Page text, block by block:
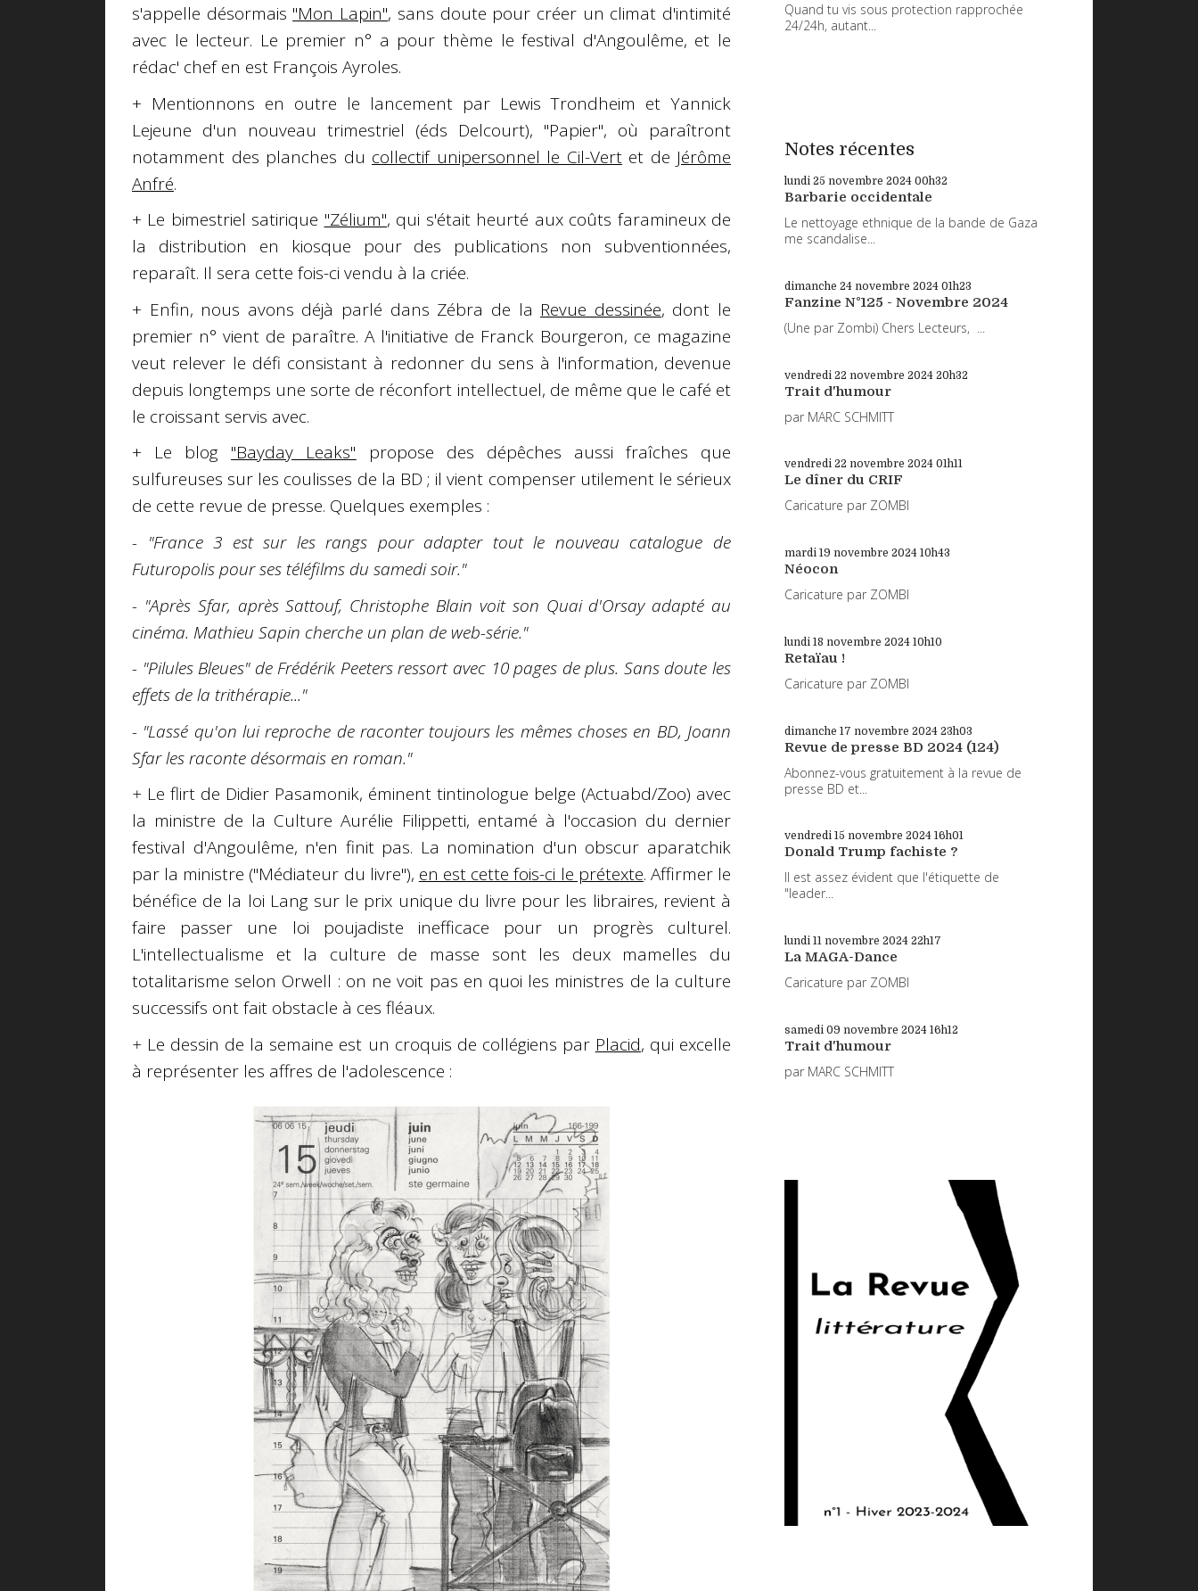
s'appelle désormais "Mon Lapin", sans doute pour créer un climat d'intimité
avec le lecteur. Le premier n° a pour thème le festival d'Angoulême, et le
rédac' chef en est François Ayroles.
+ Mentionnons en outre le lancement par Lewis Trondheim et Yannick
Lejeune d'un nouveau trimestriel (éds Delcourt), "Papier", où paraîtront
notamment des planches du collectif unipersonnel le Cil-Vertet de Jérôme
Anfré.
+ Le bimestriel satirique "Zélium", qui s'était heurté aux coûts faramineux de
la distribution en kiosque pour des publications non subventionnées,
reparaît. Il sera cette fois-ci vendu à la criée.
+ Enfin, nous avons déjà parlé dans Zébra de la Revue dessinée, dont le
premier n° vient de paraître. A l'initiative de Franck Bourgeron, ce magazine
veut relever le défi consistant à redonner du sens à l'information, devenue
depuis longtemps une sorte de réconfort intellectuel, de même que le café et
le croissant servis avec.
+ Le blog "Bayday Leaks" propose des dépêches aussi fraîches que
sulfureuses sur les coulisses de la BD ; il vient compenser utilement le sérieux
de cette revue de presse. Quelques exemples :
- "France 3 est sur les rangs pour adapter tout le nouveau catalogue de
Futuropolis pour ses téléfilms du samedi soir."
- "Après Sfar, après Sattouf, Christophe Blain voit son Quai d'Orsay adapté au
cinéma. Mathieu Sapin cherche un plan de web-série."
- "Pilules Bleues" de Frédérik Peeters ressort avec 10 pages de plus. Sans doute les
effets de la trithérapie..."
- "Lassé qu'on lui reproche de raconter toujours les mêmes choses en BD, Joann
Sfar les raconte désormais en roman."
+ Le flirt de Didier Pasamonik, éminent tintinologue belge (Actuabd/Zoo) avec
la ministre de la Culture Aurélie Filippetti, entamé à l'occasion du dernier
festival d'Angoulême, n'en finit pas. La nomination d'un obscur aparatchik
par la ministre ("Médiateur du livre"), en est cette fois-ci le prétexte. Affirmer le
bénéfice de la loi Lang sur le prix unique du livre pour les libraires, revient à
faire passer une loi poujadiste inefficace pour un progrès culturel.
L'intellectualisme et la culture de masse sont les deux mamelles du
totalitarisme selon Orwell : on ne voit pas en quoi les ministres de la culture
successifs ont fait obstacle à ces fléaux.
+ Le dessin de la semaine est un croquis de collégiens par Placid, qui excelle
à représenter les affres de l'adolescence :
Quand tu vis sous protection rapprochée
24/24h, autant...
Notes récentes
lundi 25 novembre 2024 00h32
Barbarie occidentale
Le nettoyage ethnique de la bande de Gaza
me scandalise...
dimanche 24 novembre 2024 01h23
Fanzine N°125 - Novembre 2024
(Une par Zombi) Chers Lecteurs, ...
vendredi 22 novembre 2024 20h32
Trait d'humour
par MARC SCHMITT
vendredi 22 novembre 2024 01h11
Le dîner du CRIF
Caricature par ZOMBI
mardi 19 novembre 2024 10h43
Néocon
Caricature par ZOMBI
lundi 18 novembre 2024 10h10
Retaïau !
Caricature par ZOMBI
dimanche 17 novembre 2024 23h03
Revue de presse BD 2024 (124)
Abonnez-vous gratuitement à la revue de
presse BD et...
vendredi 15 novembre 2024 16h01
Donald Trump fachiste ?
Il est assez évident que l'étiquette de
"leader...
lundi 11 novembre 2024 22h17
La MAGA-Dance
Caricature par ZOMBI
samedi 09 novembre 2024 16h12
Trait d'humour
par MARC SCHMITT